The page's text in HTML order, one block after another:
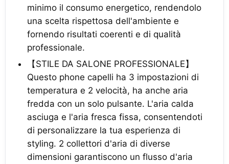
minimo il consumo energetico, rendendolo
una scelta rispettosa dell'ambiente e
fornendo risultati coerenti e di qualità
professionale.
【STILE DA SALONE PROFESSIONALE】
Questo phone capelli ha 3 impostazioni di
temperatura e 2 velocità, ha anche aria
fredda con un solo pulsante. L'aria calda
asciuga e l'aria fresca fissa, consentendoti
di personalizzare la tua esperienza di
styling. 2 collettori d'aria di diverse
dimensioni garantiscono un flusso d'aria